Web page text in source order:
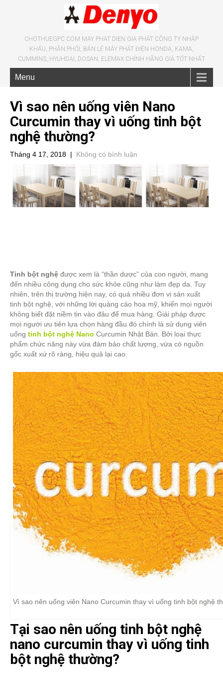
CHOTHUEGPC COM MAY PHAT DIEN GIA PHÁT CÔNG TY NHẬP
KHẨU, PHÂN PHỐI, BÁN LẺ MÁY PHÁT ĐIỆN HONDA, KAMA,
CUMMINS, HYUHDAI, DOSAN, ELEMAX CHÍNH HÃNG GIÁ TỐT NHẤT
Menu
Vì sao nên uống viên Nano
Curcumin thay vì uống tinh bột
nghệ thường?
Tháng 4 17, 2018 | Không có bình luận
Tinh bột nghệ được xem là “thần dược” của con người, mang
đến nhiều công dụng cho sức khỏe cũng như làm đẹp da. Tuy
nhiên, trên thị trường hiện nay, có quá nhiều đơn vị sản xuất
tinh bột nghệ, với những lời quảng cáo hoa mỹ, khiến mọi người
không biết đặt niềm tin vào đâu để mua hàng. Giải pháp được
mọi người ưu tiên lựa chọn hàng đầu đó chính là sử dụng viên
uống tinh bột nghệ Nano Curcumin Nhật Bản. Bởi loại thực
phẩm chức năng này vừa đảm bảo chất lượng, vừa có nguồn
gốc xuất xứ rõ ràng, hiệu quả lại cao.
Vì sao nên uống viên Nano Curcumin thay vì uống tinh bột nghệ
Tại sao nên uống tinh bột nghệ
nano curcumin thay vì uống tinh
bột nghệ thường?